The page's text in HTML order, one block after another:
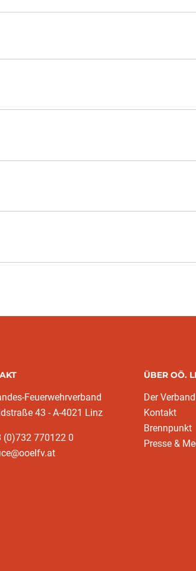
Feuerwehrverband
43 - A-4021 Linz
(0)732 770122 0
ÜBER OÖ.
Der Verband
Kontakt
Brennpunkt
Presse &